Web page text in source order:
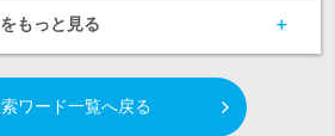
もっと見る
ワード一覧へ戻る